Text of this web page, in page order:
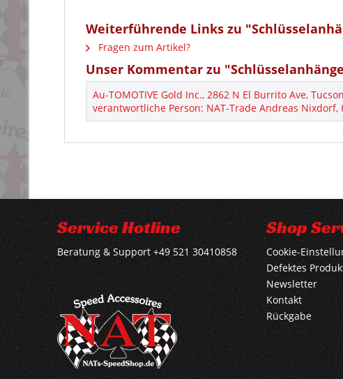
Weiterführende Links zu
Fragen zum Artikel?
Unser Kommentar zu
Au-TOMOTIVE Gold Inc., 2862 N El Burrito Ave,
verantwortliche Person: NAT-Trade Andreas
Service Hotline
Beratung & Support +49 521 30410858
Shop
Cookie-
Defektes
Newsletter
Kontakt
Rückgabe